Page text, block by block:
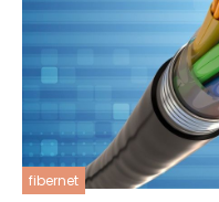
fibernet